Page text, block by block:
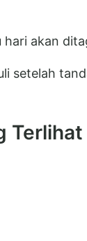
hari akan
setelah